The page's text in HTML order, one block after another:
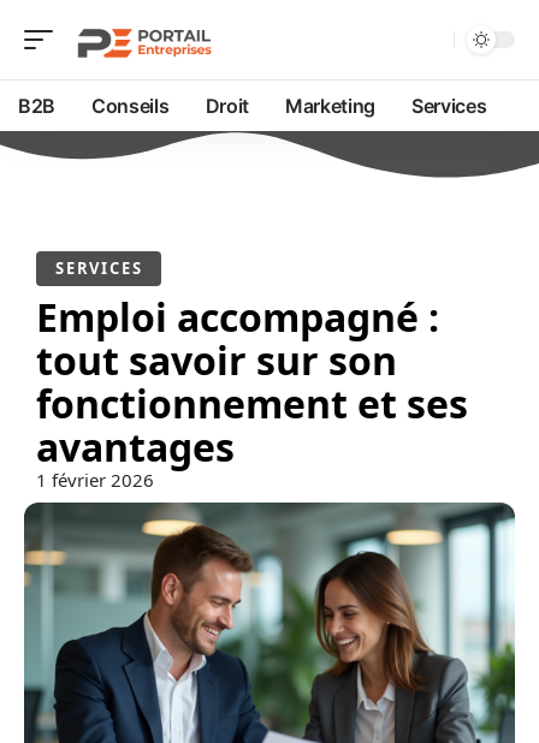
B2B Conseils Droit Marketing Services
SERVICES
Emploi accompagné :
tout savoir sur son
fonctionnement et ses
avantages
1 février 2026